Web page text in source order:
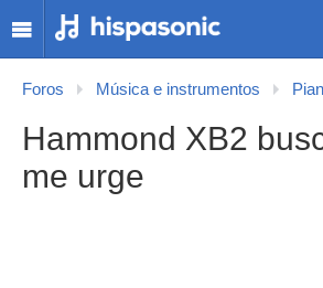
Foros Música e instrumentos
Hammond XB2
me urge